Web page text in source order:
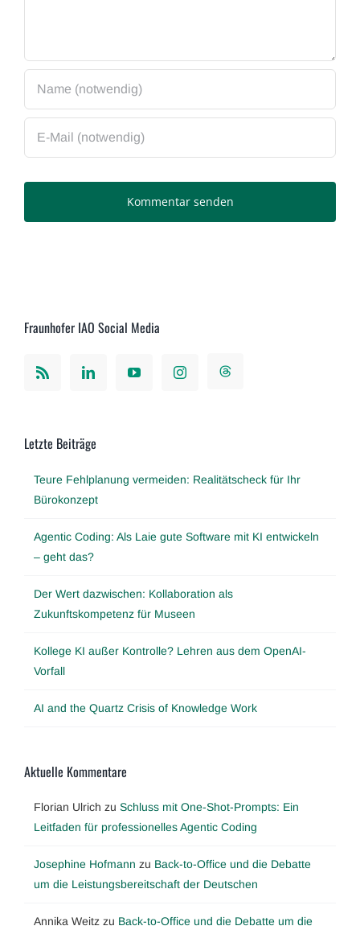
Fraunhofer IAO Social Media
Letzte Beiträge
Teure Fehlplanung vermeiden: Realitätscheck für Ihr
Bürokonzept
Agentic Coding: Als Laie gute Software mit KI entwickeln
– geht das?
Der Wert dazwischen: Kollaboration als
Zukunftskompetenz für Museen
Kollege KI außer Kontrolle? Lehren aus dem OpenAI-
Vorfall
AI and the Quartz Crisis of Knowledge Work
Aktuelle Kommentare
Florian Ulrich zu Schluss mit One-Shot-Prompts: Ein
Leitfaden für professionelles Agentic Coding
Josephine Hofmann zu Back-to-Office und die Debatte
um die Leistungsbereitschaft der Deutschen
Annika Weitz zu Back-to-Office und die Debatte um die